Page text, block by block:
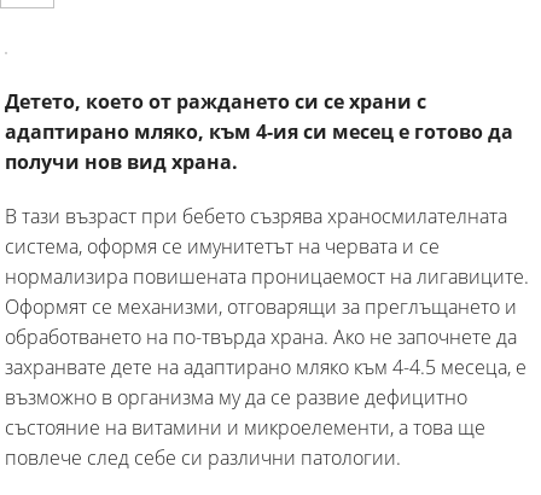
Детето, което от раждането си се храни с
адаптирано мляко, към 4-ия си месец е готово да
получи нов вид храна.
В тази възраст при бебето съзрява храносмилателната
система, оформя се имунитетът на червата и се
нормализира повишената проницаемост на лигавиците.
Оформят се механизми, отговарящи за преглъщането и
обработването на по-твърда храна. Ако не започнете да
захранвате дете на адаптирано мляко към 4-4.5 месеца, е
възможно в организма му да се развие дефицитно
състояние на витамини и микроелементи, а това ще
повлече след себе си различни патологии.